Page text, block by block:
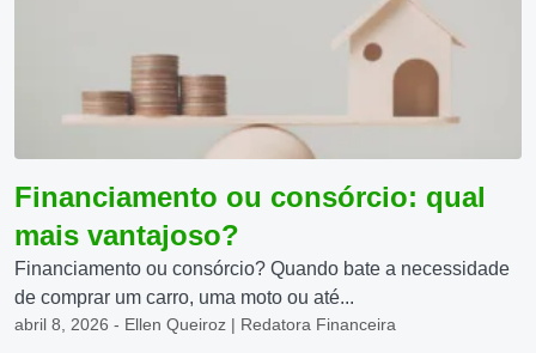
Financiamento ou consórcio: qual
mais vantajoso?
Financiamento ou consórcio? Quando bate a necessidade
de comprar um carro, uma moto ou até...
abril 8, 2026 - Ellen Queiroz | Redatora Financeira